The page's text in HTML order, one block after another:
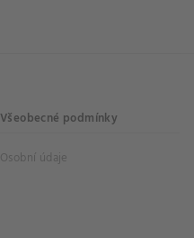
Všeobecné podmínky
Osobní údaje